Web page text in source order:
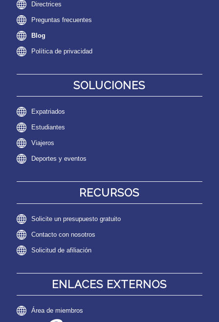
Directrices
Preguntas frecuentes
Blog
Política de privacidad
SOLUCIONES
Expatriados
Estudiantes
Viajeros
Deportes y eventos
RECURSOS
Solicite un presupuesto gratuito
Contacto con nosotros
Solicitud de afiliación
ENLACES EXTERNOS
Área de miembros